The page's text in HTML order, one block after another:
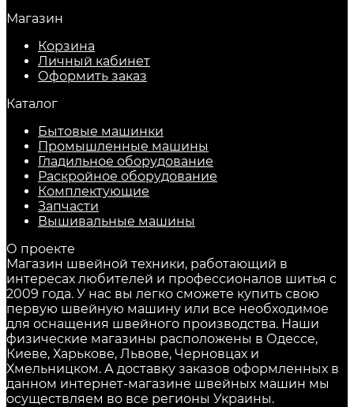
Магазин
Корзина
Личный кабинет
Оформить заказ
Каталог
Бытовые машинки
Промышленные машины
Гладильное оборудование
Раскройное оборудование
Комплектующие
Запчасти
Вышивальные машины
О проекте
Магазин швейной техники, работающий в
интересах любителей и профессионалов шитья с
2009 года. У нас вы легко сможете купить свою
первую швейную машину или все необходимое
для оснащения швейного производства. Наши
физические магазины расположены в Одессе,
Киеве, Харькове, Львове, Черновцах и
Хмельницком. А доставку заказов оформленных в
данном интернет-магазине швейных машин мы
осуществляем во все регионы Украины.